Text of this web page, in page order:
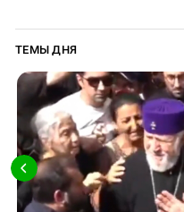
ТЕМЫ ДНЯ